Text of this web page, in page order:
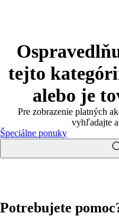
tejto
alebo je
Pre zobrazenie platných
vyhľadajte
Špeciálne ponuky
Potrebujete